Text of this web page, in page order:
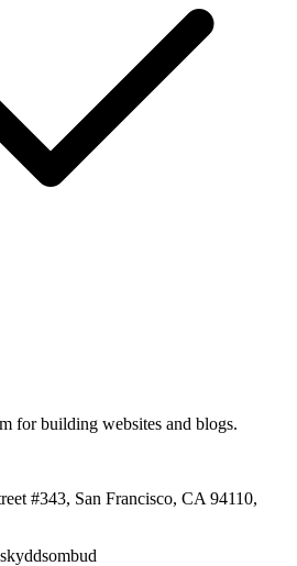
for building websites and blogs.
#343, San Francisco, CA 94110,